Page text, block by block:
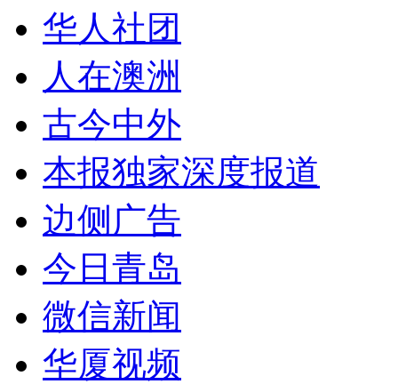
华人社团
人在澳洲
古今中外
本报独家深度报道
边侧广告
今日青岛
微信新闻
华厦视频